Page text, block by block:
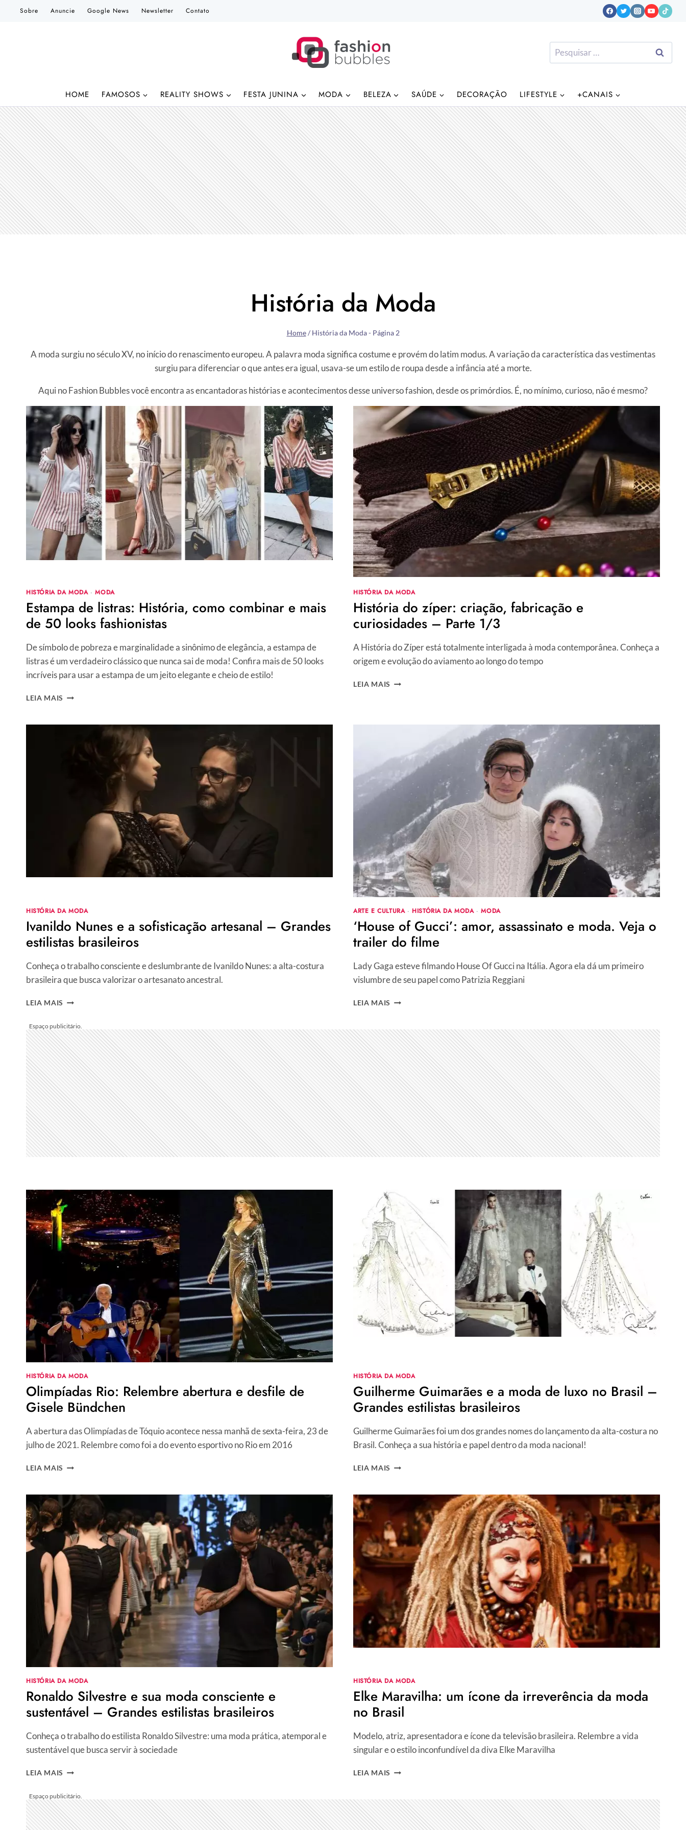
Sobre Anuncie Google News Newsletter Contato
Pesquisar
por:
HOME FAMOSOS REALITY SHOWS FESTA JUNINA MODA BELEZA SAÚDE DECORAÇÃO LIFESTYLE +CANAIS
História da Moda
Home / História da Moda- Página 2
A moda surgiu no século XV, no início do renascimento europeu. A palavra moda significa costume e provém do latim modus. A variação da característica das vestimentas
surgiu para diferenciar o que antes era igual, usava-se um estilo de roupa desde a infância até a morte.
Aqui no Fashion Bubbles você encontra as encantadoras histórias e acontecimentos desse universo fashion, desde os primórdios. É, no mínimo, curioso, não é mesmo?
HISTÓRIA DA MODA·MODA
Estampa de listras: História, como combinar e mais
de 50 looks fashionistas
De símbolo de pobreza e marginalidade a sinônimo de elegância, a estampa de
listras é um verdadeiro clássico que nunca sai de moda! Confira mais de 50 looks
incríveis para usar a estampa de um jeito elegante e cheio de estilo!
LEIA MAIS ESTAMPA
HISTÓRIA,
COMBINAR
FASHIONISTAS
HISTÓRIA DA MODA
História do zíper: criação, fabricação e
curiosidades – Parte 1/3
A História do Zíper está totalmente interligada à moda contemporânea. Conheça a
origem e evolução do aviamento ao longo do tempo
LEIA MAIS HISTÓRIA
CURIOSIDADES
–
1/3
HISTÓRIA DA MODA
Ivanildo Nunes e a sofisticação artesanal – Grandes
estilistas brasileiros
Conheça o trabalho consciente e deslumbrante de Ivanildo Nunes: a alta-costura
brasileira que busca valorizar o artesanato ancestral.
LEIA MAIS IVANILDO
A
SOFISTICAÇÃO
ARTESANAL
–
GRANDES
ESTILISTAS
BRASILEIROS
ARTE E CULTURA· HISTÓRIA DA MODA·MODA
‘House of Gucci’: amor, assassinato e moda. Veja o
trailer do filme
Lady Gaga esteve filmando House Of Gucci na Itália. Agora ela dá um primeiro
vislumbre de seu papel como Patrizia Reggiani
LEIA MAIS ‘HOUSE
AMOR,
ASSASSINATO
E
MODA.
VEJA
O
TRAILER
DO
FILME
HISTÓRIA DA MODA
Olimpíadas Rio: Relembre abertura e desfile de
Gisele Bündchen
A abertura das Olimpíadas de Tóquio acontece nessa manhã de sexta-feira, 23 de
julho de 2021. Relembre como foi a do evento esportivo no Rio em 2016
LEIA MAIS OLIMPÍADAS
ABERTURA
E
DESFILE
DE
GISELE
BÜNDCHEN
HISTÓRIA DA MODA
Guilherme Guimarães e a moda de luxo no Brasil –
Grandes estilistas brasileiros
Guilherme Guimarães foi um dos grandes nomes do lançamento da alta-costura no
Brasil. Conheça a sua história e papel dentro da moda nacional!
LEIA MAIS GUILHERME
A
DE
LUXO
NO
BRASIL
–
GRANDES
ESTILISTAS
BRASILEIROS
HISTÓRIA DA MODA
Ronaldo Silvestre e sua moda consciente e
sustentável – Grandes estilistas brasileiros
Conheça o trabalho do estilista Ronaldo Silvestre: uma moda prática, atemporal e
sustentável que busca servir à sociedade
LEIA MAIS RONALDO
SUA
MODA
CONSCIENTE
HISTÓRIA DA MODA
Elke Maravilha: um ícone da irreverência da moda
no Brasil
Modelo, atriz, apresentadora e ícone da televisão brasileira. Relembre a vida
singular e o estilo inconfundível da diva Elke Maravilha
LEIA MAIS ELKE
ÍCONE
DA
IRREVERÊNCIA